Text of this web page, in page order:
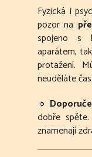
Fyzická i
pozor na
spojeno s
aparátem,
protažení.
neuděláte
🔹
dobře
znamenají